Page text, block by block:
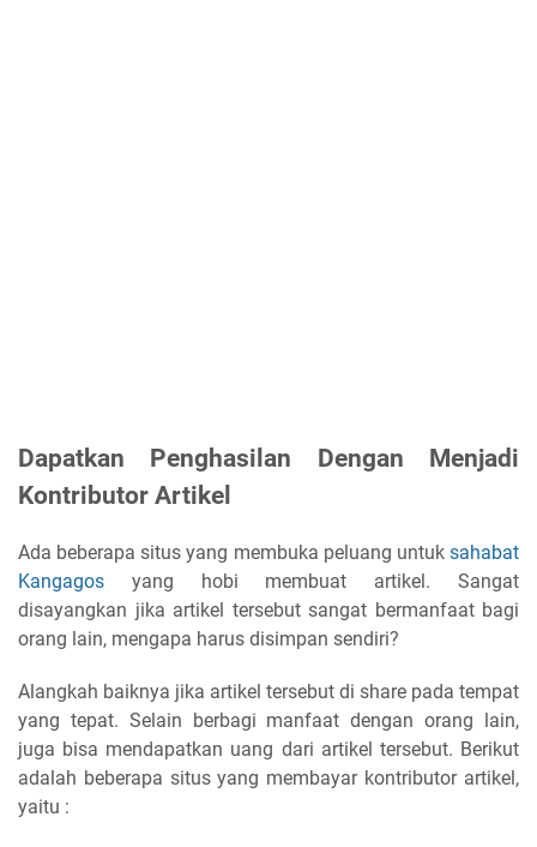
Dapatkan Penghasilan Dengan Menjadi
Kontributor Artikel
Ada beberapa situs yang membuka peluang untuk sahabat
Kangagos yang hobi membuat artikel. Sangat
disayangkan jika artikel tersebut sangat bermanfaat bagi
orang lain, mengapa harus disimpan sendiri?
Alangkah baiknya jika artikel tersebut di share pada tempat
yang tepat. Selain berbagi manfaat dengan orang lain,
juga bisa mendapatkan uang dari artikel tersebut. Berikut
adalah beberapa situs yang membayar kontributor artikel,
yaitu :